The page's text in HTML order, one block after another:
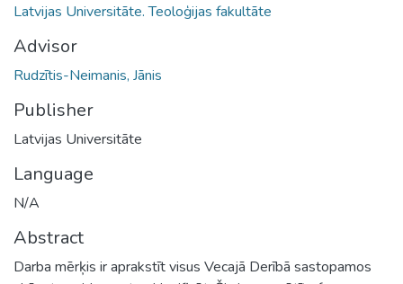
Latvijas Universitāte. Teoloģijas fakultāte
Advisor
Rudzītis-Neimanis, Jānis
Publisher
Latvijas Universitāte
Language
N/A
Abstract
Darba mērķis ir aprakstīt visus Vecajā Derībā sastopamos